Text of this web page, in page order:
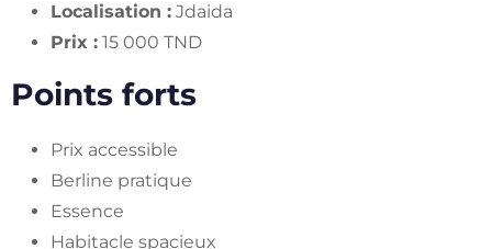
Localisation : Jdaida
Prix : 15 000 TND
Points forts
Prix accessible
Berline pratique
Essence
Habitacle spacieux